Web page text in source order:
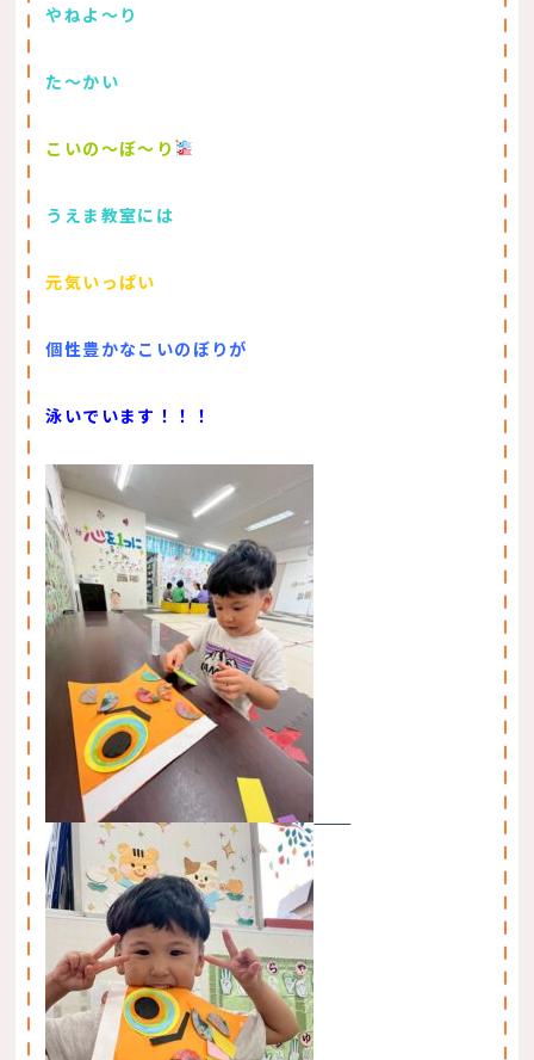
やねよ～り
た～かい
こいの～ぼ～り
うえま教室には
元気いっぱい
個性豊かなこいのぼりが
泳いでいます！！！